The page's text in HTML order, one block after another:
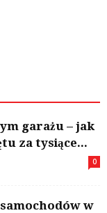
garażu – jak
za tysiące...
0
w